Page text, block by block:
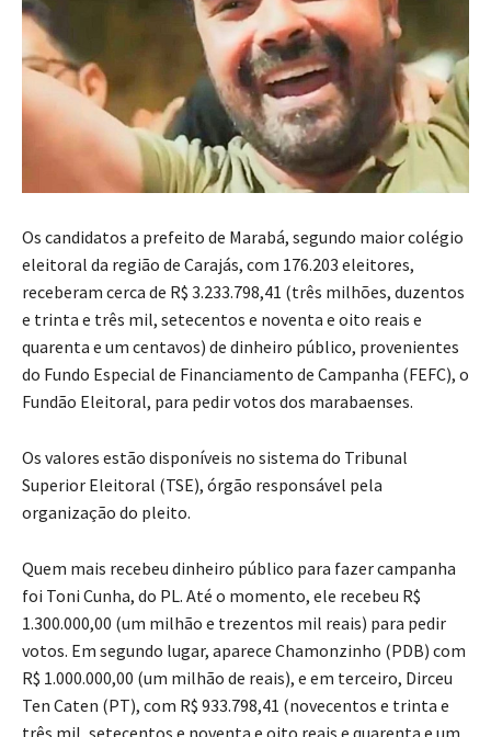
Os candidatos a prefeito de Marabá, segundo maior colégio
eleitoral da região de Carajás, com 176.203 eleitores,
receberam cerca de R$ 3.233.798,41 (três milhões, duzentos
e trinta e três mil, setecentos e noventa e oito reais e
quarenta e um centavos) de dinheiro público, provenientes
do Fundo Especial de Financiamento de Campanha (FEFC), o
Fundão Eleitoral, para pedir votos dos marabaenses.
Os valores estão disponíveis no sistema do Tribunal
Superior Eleitoral (TSE), órgão responsável pela
organização do pleito.
Quem mais recebeu dinheiro público para fazer campanha
foi Toni Cunha, do PL. Até o momento, ele recebeu R$
1.300.000,00 (um milhão e trezentos mil reais) para pedir
votos. Em segundo lugar, aparece Chamonzinho (PDB) com
R$ 1.000.000,00 (um milhão de reais), e em terceiro, Dirceu
Ten Caten (PT), com R$ 933.798,41 (novecentos e trinta e
três mil, setecentos e noventa e oito reais e quarenta e um